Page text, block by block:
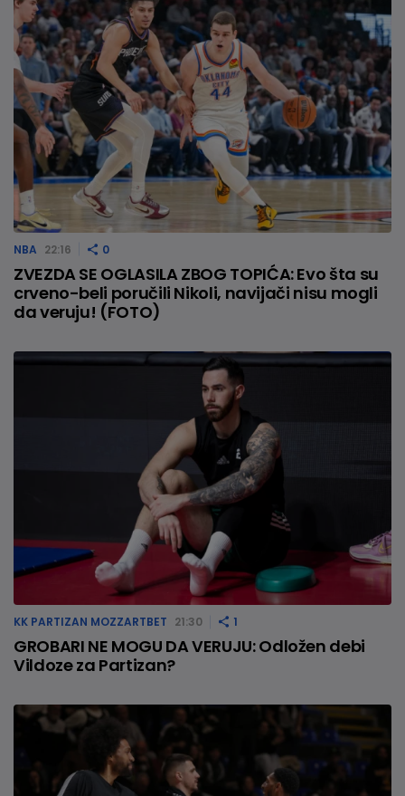
NBA 22:16 0
ZVEZDA SE OGLASILA ZBOG TOPIĆA: Evo šta su
crveno-beli poručili Nikoli, navijači nisu mogli
da veruju! (FOTO)
KK PARTIZAN MOZZARTBET 21:30 1
GROBARI NE MOGU DA VERUJU: Odložen debi
Vildoze za Partizan?